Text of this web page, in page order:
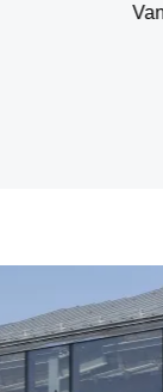
Van - 7 personnes